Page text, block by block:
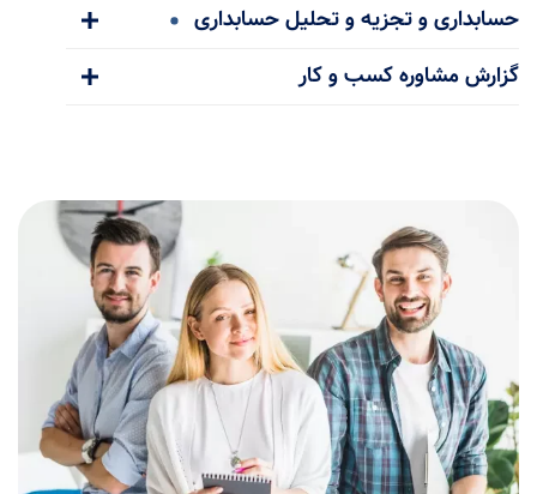
حسابداری و تجزیه و تحلیل حسابداری
گزارش مشاوره کسب و کار